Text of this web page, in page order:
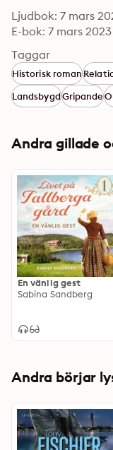
Ljudbok: 7 mars
E-bok: 7 mars 2023
Taggar
Historisk roman
LandsbygdGripande
Andra gillade
En vänlig gest
Sabina Sandberg
Andra börjar